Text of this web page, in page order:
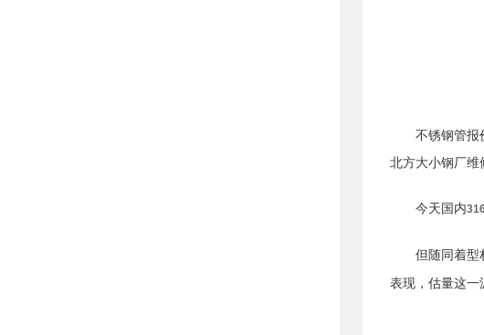
不锈钢管报
北方大小钢厂维
今天国内
但随同着型
表现，估量这一